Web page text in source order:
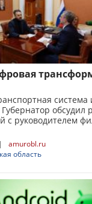
обсудил
с руководителем
|
amurobl.ru
область